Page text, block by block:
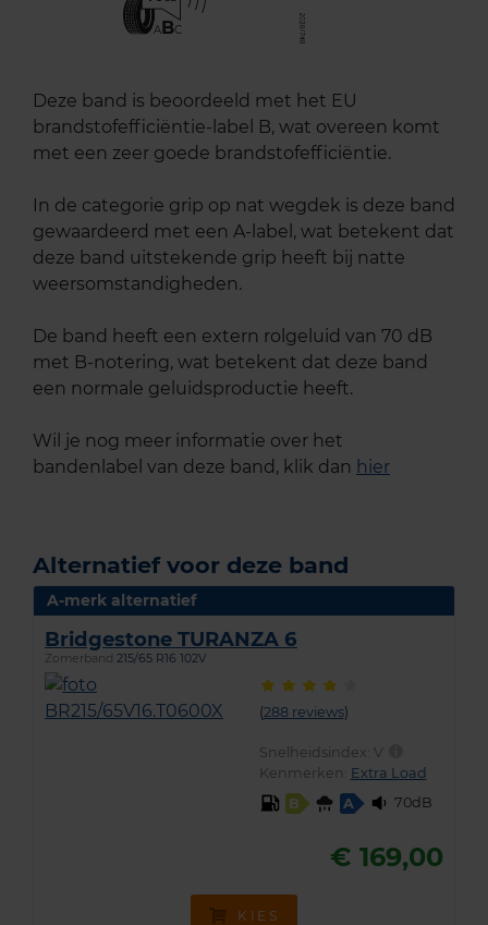
ABC
Deze band is beoordeeld met het EU
brandstofefficiëntie-label B, wat overeen komt
met een zeer goede brandstofefficiëntie.
In de categorie grip op nat wegdek is deze band
gewaardeerd met een A-label, wat betekent dat
deze band uitstekende grip heeft bij natte
weersomstandigheden.
De band heeft een extern rolgeluid van 70 dB
met B-notering, wat betekent dat deze band
een normale geluidsproductie heeft.
Wil je nog meer informatie over het
bandenlabel van deze band, klik dan hier
Alternatief voor deze band
A-merk alternatief
Bridgestone TURANZA 6
Zomerband 215/65 R16 102V
(288 reviews)
Snelheidsindex: V
Kenmerken: Extra Load
B
A 70dB
€ 169,00
KIES